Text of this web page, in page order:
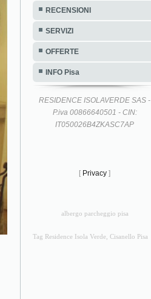
RECENSIONI
SERVIZI
OFFERTE
INFO Pisa
RESIDENCE ISOLAVERDE SAS -
P.iva 00866640501 - CIN:
IT050026B4ZKASC7AP
[ Privacy ]
albergo parcheggio pisa
Tag Residence Isola Verde, Cisanello Pisa